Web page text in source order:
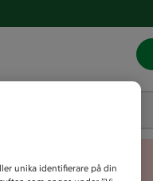
error
unika identifierare på din